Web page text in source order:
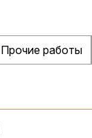
Прочие работы